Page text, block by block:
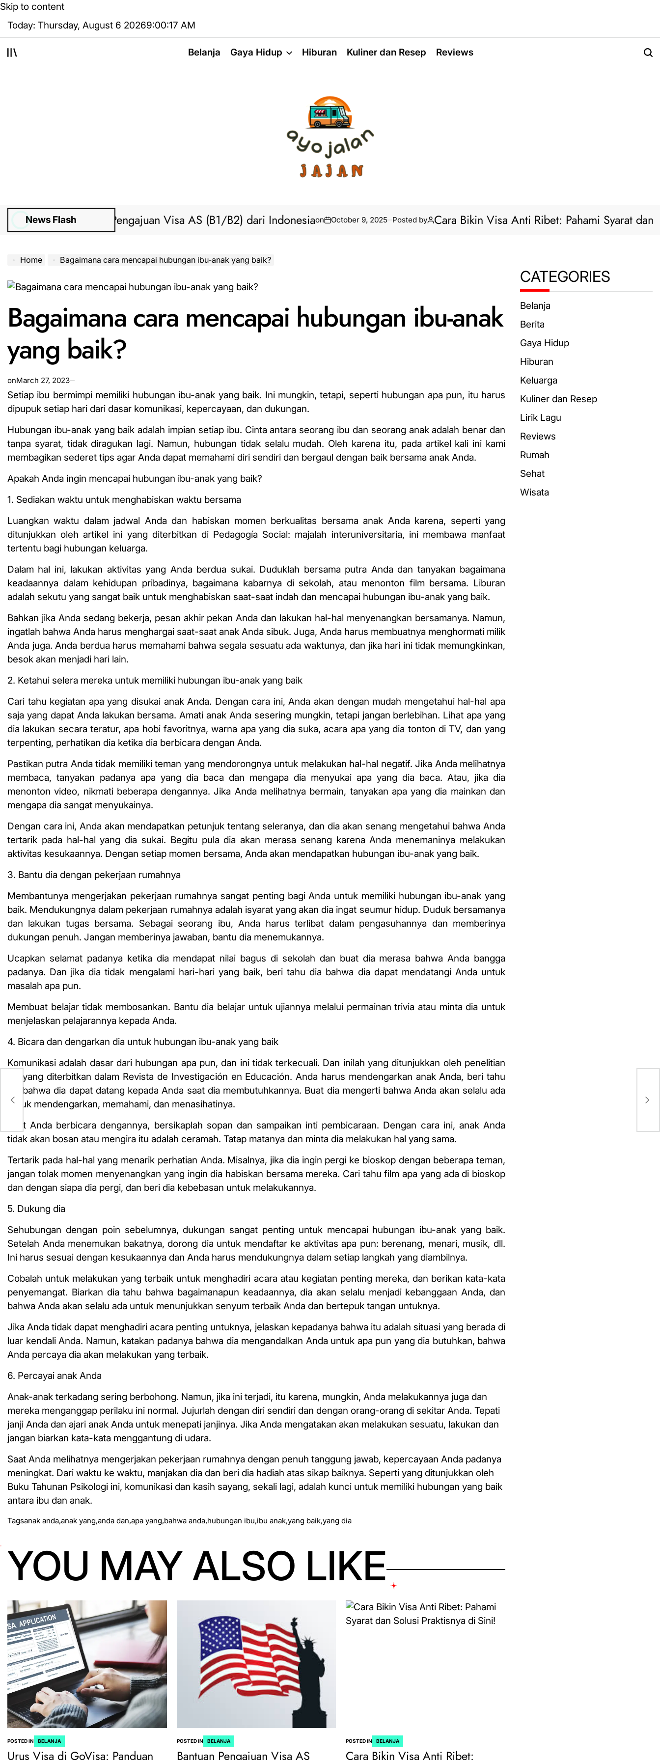
Skip to content
Today: Thursday, August 6 20269:00:18 AM
Belanja Gaya Hidup Hiburan Kuliner dan Resep Reviews
News Flash
by Bantuan Pengajuan Visa AS (B1/B2) dari Indonesiaon October 9, 2025 Posted by Cara Bikin Visa Anti Ribet: Pahami Syarat dan
Home Bagaimana cara mencapai hubungan ibu-anak yang baik?
Bagaimana cara mencapai hubungan ibu-anak
yang baik?
onMarch 27, 2023
Setiap ibu bermimpi memiliki hubungan ibu-anak yang baik. Ini mungkin, tetapi, seperti hubungan apa pun, itu harus
dipupuk setiap hari dari dasar komunikasi, kepercayaan, dan dukungan.
Hubungan ibu-anak yang baik adalah impian setiap ibu. Cinta antara seorang ibu dan seorang anak adalah benar dan
tanpa syarat, tidak diragukan lagi. Namun, hubungan tidak selalu mudah. Oleh karena itu, pada artikel kali ini kami
membagikan sederet tips agar Anda dapat memahami diri sendiri dan bergaul dengan baik bersama anak Anda.
Apakah Anda ingin mencapai hubungan ibu-anak yang baik?
1. Sediakan waktu untuk menghabiskan waktu bersama
Luangkan waktu dalam jadwal Anda dan habiskan momen berkualitas bersama anak Anda karena, seperti yang
ditunjukkan oleh artikel ini yang diterbitkan di Pedagogía Social: majalah interuniversitaria, ini membawa manfaat
tertentu bagi hubungan keluarga.
Dalam hal ini, lakukan aktivitas yang Anda berdua sukai. Duduklah bersama putra Anda dan tanyakan bagaimana
keadaannya dalam kehidupan pribadinya, bagaimana kabarnya di sekolah, atau menonton film bersama. Liburan
adalah sekutu yang sangat baik untuk menghabiskan saat-saat indah dan mencapai hubungan ibu-anak yang baik.
Bahkan jika Anda sedang bekerja, pesan akhir pekan Anda dan lakukan hal-hal menyenangkan bersamanya. Namun,
ingatlah bahwa Anda harus menghargai saat-saat anak Anda sibuk. Juga, Anda harus membuatnya menghormati milik
Anda juga. Anda berdua harus memahami bahwa segala sesuatu ada waktunya, dan jika hari ini tidak memungkinkan,
besok akan menjadi hari lain.
2. Ketahui selera mereka untuk memiliki hubungan ibu-anak yang baik
Cari tahu kegiatan apa yang disukai anak Anda. Dengan cara ini, Anda akan dengan mudah mengetahui hal-hal apa
saja yang dapat Anda lakukan bersama. Amati anak Anda sesering mungkin, tetapi jangan berlebihan. Lihat apa yang
dia lakukan secara teratur, apa hobi favoritnya, warna apa yang dia suka, acara apa yang dia tonton di TV, dan yang
terpenting, perhatikan dia ketika dia berbicara dengan Anda.
Pastikan putra Anda tidak memiliki teman yang mendorongnya untuk melakukan hal-hal negatif. Jika Anda melihatnya
membaca, tanyakan padanya apa yang dia baca dan mengapa dia menyukai apa yang dia baca. Atau, jika dia
menonton video, nikmati beberapa dengannya. Jika Anda melihatnya bermain, tanyakan apa yang dia mainkan dan
mengapa dia sangat menyukainya.
Dengan cara ini, Anda akan mendapatkan petunjuk tentang seleranya, dan dia akan senang mengetahui bahwa Anda
tertarik pada hal-hal yang dia sukai. Begitu pula dia akan merasa senang karena Anda menemaninya melakukan
aktivitas kesukaannya. Dengan setiap momen bersama, Anda akan mendapatkan hubungan ibu-anak yang baik.
3. Bantu dia dengan pekerjaan rumahnya
Membantunya mengerjakan pekerjaan rumahnya sangat penting bagi Anda untuk memiliki hubungan ibu-anak yang
baik. Mendukungnya dalam pekerjaan rumahnya adalah isyarat yang akan dia ingat seumur hidup. Duduk bersamanya
dan lakukan tugas bersama. Sebagai seorang ibu, Anda harus terlibat dalam pengasuhannya dan memberinya
dukungan penuh. Jangan memberinya jawaban, bantu dia menemukannya.
Ucapkan selamat padanya ketika dia mendapat nilai bagus di sekolah dan buat dia merasa bahwa Anda bangga
padanya. Dan jika dia tidak mengalami hari-hari yang baik, beri tahu dia bahwa dia dapat mendatangi Anda untuk
masalah apa pun.
Membuat belajar tidak membosankan. Bantu dia belajar untuk ujiannya melalui permainan trivia atau minta dia untuk
menjelaskan pelajarannya kepada Anda.
4. Bicara dan dengarkan dia untuk hubungan ibu-anak yang baik
Komunikasi adalah dasar dari hubungan apa pun, dan ini tidak terkecuali. Dan inilah yang ditunjukkan oleh penelitian
ini, yang diterbitkan dalam Revista de Investigación en Educación. Anda harus mendengarkan anak Anda, beri tahu
dia bahwa dia dapat datang kepada Anda saat dia membutuhkannya. Buat dia mengerti bahwa Anda akan selalu ada
untuk mendengarkan, memahami, dan menasihatinya.
Saat Anda berbicara dengannya, bersikaplah sopan dan sampaikan inti pembicaraan. Dengan cara ini, anak Anda
tidak akan bosan atau mengira itu adalah ceramah. Tatap matanya dan minta dia melakukan hal yang sama.
Tertarik pada hal-hal yang menarik perhatian Anda. Misalnya, jika dia ingin pergi ke bioskop dengan beberapa teman,
jangan tolak momen menyenangkan yang ingin dia habiskan bersama mereka. Cari tahu film apa yang ada di bioskop
dan dengan siapa dia pergi, dan beri dia kebebasan untuk melakukannya.
5. Dukung dia
Sehubungan dengan poin sebelumnya, dukungan sangat penting untuk mencapai hubungan ibu-anak yang baik.
Setelah Anda menemukan bakatnya, dorong dia untuk mendaftar ke aktivitas apa pun: berenang, menari, musik, dll.
Ini harus sesuai dengan kesukaannya dan Anda harus mendukungnya dalam setiap langkah yang diambilnya.
Cobalah untuk melakukan yang terbaik untuk menghadiri acara atau kegiatan penting mereka, dan berikan kata-kata
penyemangat. Biarkan dia tahu bahwa bagaimanapun keadaannya, dia akan selalu menjadi kebanggaan Anda, dan
bahwa Anda akan selalu ada untuk menunjukkan senyum terbaik Anda dan bertepuk tangan untuknya.
Jika Anda tidak dapat menghadiri acara penting untuknya, jelaskan kepadanya bahwa itu adalah situasi yang berada di
luar kendali Anda. Namun, katakan padanya bahwa dia mengandalkan Anda untuk apa pun yang dia butuhkan, bahwa
Anda percaya dia akan melakukan yang terbaik.
6. Percayai anak Anda
Anak-anak terkadang sering berbohong. Namun, jika ini terjadi, itu karena, mungkin, Anda melakukannya juga dan
mereka menganggap perilaku ini normal. Jujurlah dengan diri sendiri dan dengan orang-orang di sekitar Anda. Tepati
janji Anda dan ajari anak Anda untuk menepati janjinya. Jika Anda mengatakan akan melakukan sesuatu, lakukan dan
jangan biarkan kata-kata menggantung di udara.
Saat Anda melihatnya mengerjakan pekerjaan rumahnya dengan penuh tanggung jawab, kepercayaan Anda padanya
meningkat. Dari waktu ke waktu, manjakan dia dan beri dia hadiah atas sikap baiknya. Seperti yang ditunjukkan oleh
Buku Tahunan Psikologi ini, komunikasi dan kasih sayang, sekali lagi, adalah kunci untuk memiliki hubungan yang baik
antara ibu dan anak.
Tagsanak anda,anak yang,anda dan,apa yang,bahwa anda,hubungan ibu,ibu anak,yang baik,yang dia
YOU MAY ALSO LIKE
POSTED IN BELANJA
Urus Visa di GoVisa: Panduan
POSTED IN BELANJA
Bantuan Pengajuan Visa AS
POSTED IN BELANJA
Cara Bikin Visa Anti Ribet:
CATEGORIES
Belanja
Berita
Gaya Hidup
Hiburan
Keluarga
Kuliner dan Resep
Lirik Lagu
Reviews
Rumah
Sehat
Wisata